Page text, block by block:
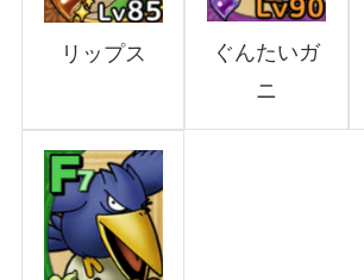
リップス
ぐんたいガ
ニ